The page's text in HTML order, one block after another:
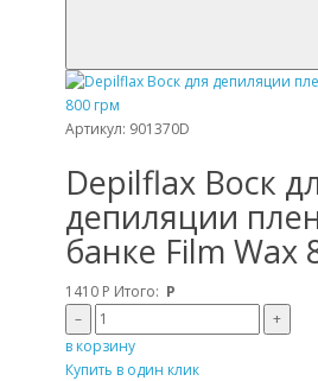
Артикул: 901370D
Depilflax Воск
депиляции
банке Film Wax
1410 Р Итого: Р
–
+
в корзину
Купить в один клик